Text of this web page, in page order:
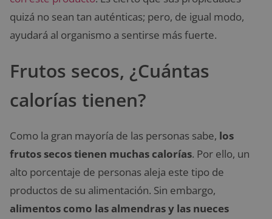
quizá no sean tan auténticas; pero, de igual modo,
ayudará al organismo a sentirse más fuerte.
Frutos secos, ¿Cuántas
calorías tienen?
Como la gran mayoría de las personas sabe, los
frutos secos tienen muchas calorías. Por ello, un
alto porcentaje de personas aleja este tipo de
productos de su alimentación. Sin embargo,
alimentos como las almendras y las nueces